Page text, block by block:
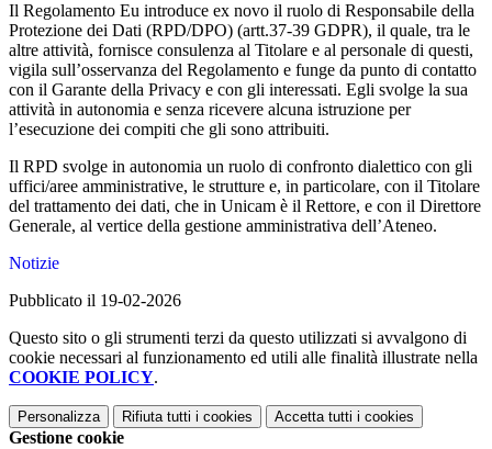
Il Regolamento Eu introduce ex novo il ruolo di Responsabile della
Protezione dei Dati (RPD/DPO) (artt.37-39 GDPR), il quale, tra le
altre attività, fornisce consulenza al Titolare e al personale di questi,
vigila sull’osservanza del Regolamento e funge da punto di contatto
con il Garante della Privacy e con gli interessati. Egli svolge la sua
attività in autonomia e senza ricevere alcuna istruzione per
l’esecuzione dei compiti che gli sono attribuiti.
Il RPD svolge in autonomia un ruolo di confronto dialettico con gli
uffici/aree amministrative, le strutture e, in particolare, con il Titolare
del trattamento dei dati, che in Unicam è il Rettore, e con il Direttore
Generale, al vertice della gestione amministrativa dell’Ateneo.
Notizie
Pubblicato il 19-02-2026
Questo sito o gli strumenti terzi da questo utilizzati si avvalgono di
cookie necessari al funzionamento ed utili alle finalità illustrate nella
COOKIE POLICY.
Personalizza Rifiuta tutti i cookies Accetta tutti i cookies
Gestione cookie